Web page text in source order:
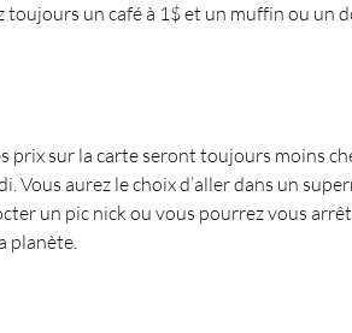
un café à 1$ et un muffin ou un
prix sur la carte seront toujours moins
Vous aurez le choix d’aller dans un
un pic nick ou vous pourrez vous
planète.